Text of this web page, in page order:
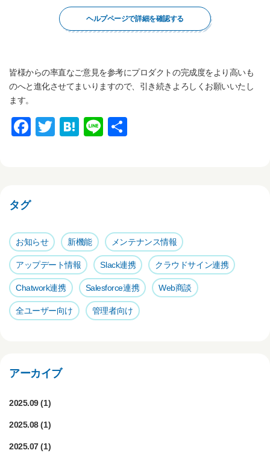
ヘルプページで詳細を確認する
皆様からの率直なご意見を参考にプロダクトの完成度をより高いも
のへと進化させてまいりますので、引き続きよろしくお願いいたし
ます。
F
b
o
k
T
H
Li
タグ
お知らせ 新機能 メンテナンス情報
アップデート情報 Slack連携 クラウドサイン連携
Chatwork連携 Salesforce連携 Web商談
全ユーザー向け 管理者向け
アーカイブ
2025.09(1)
2025.08(1)
2025.07(1)